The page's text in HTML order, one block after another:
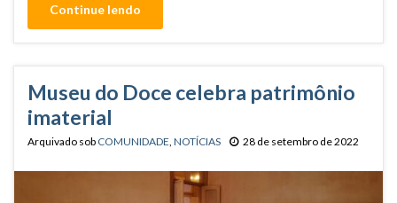
Continue lendo
Museu do Doce celebra patrimônio
imaterial
Arquivado sob COMUNIDADE NOTÍCIAS 28 de setembro de 2022